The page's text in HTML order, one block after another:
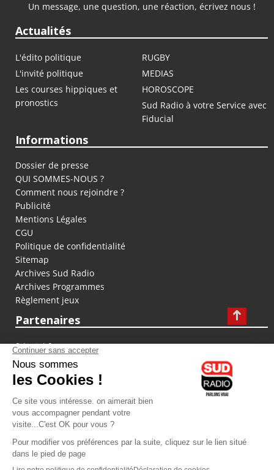
Un message, une question, une réaction, écrivez nous !
Actualités
L'édito politique
RUGBY
L'invité politique
MEDIAS
Les courses hippiques et
pronostics
HOROSCOPE
Sud Radio à votre Service avec
Fiducial
Informations
Dossier de presse
QUI SOMMES-NOUS ?
Comment nous rejoindre ?
Publicité
Mentions Légales
CGU
Politique de confidentialité
Sitemap
Archives Sud Radio
Archives Programmes
Règlement jeux
Partenaires
fiducial.fr
lyoncapitale.fr
olympique-et-lyonnais.com
L'application Iphone / Android
Téléchargez l'application
Les cookies